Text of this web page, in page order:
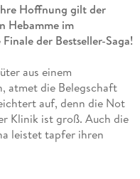
Hoffnung gilt der
Hebamme im
der Bestseller-Saga!
aus einem
atmet die Belegschaft
auf, denn die Not
Klinik ist groß. Auch die
leistet tapfer ihren